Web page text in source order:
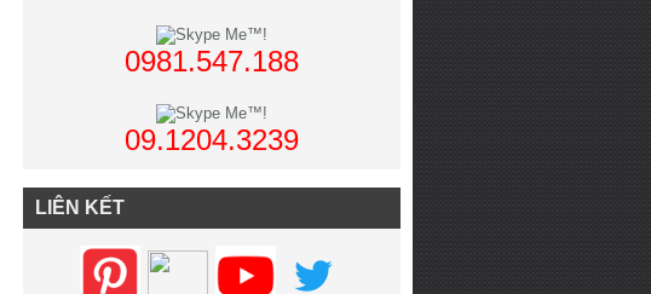
0981.547.188
09.1204.3239
LIÊN KẾT